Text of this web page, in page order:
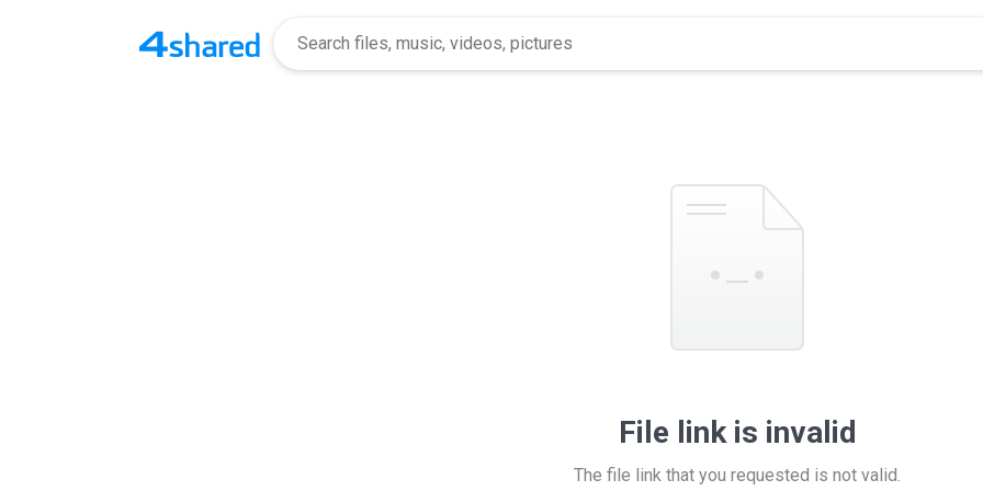
File link is invalid
The file link that you requested is not valid.